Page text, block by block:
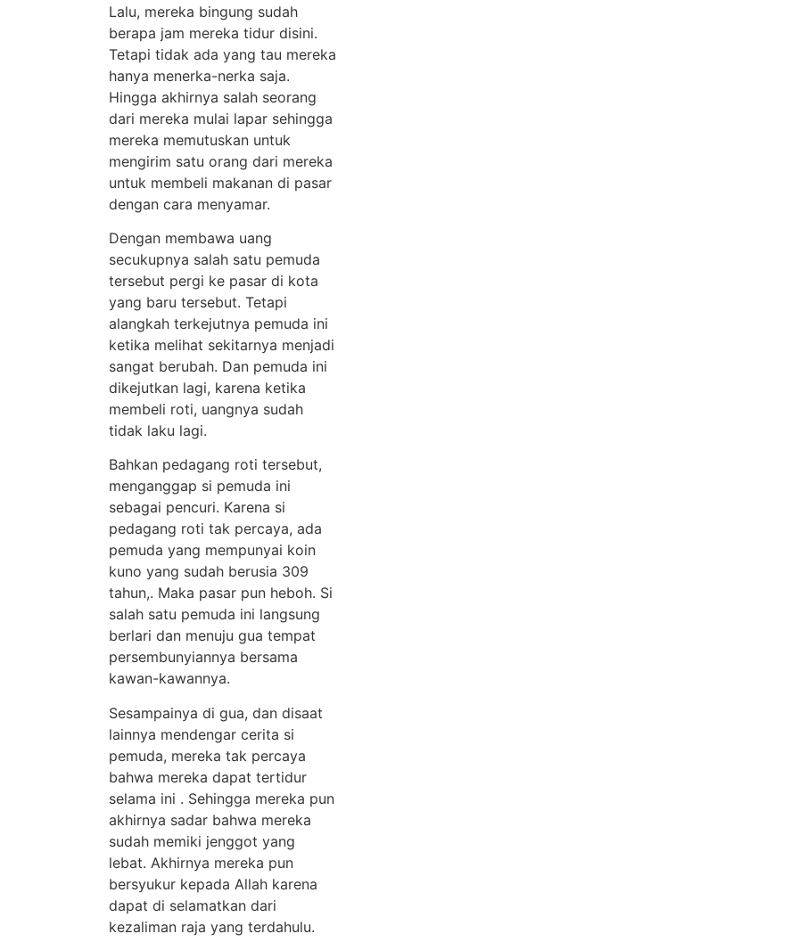
Lalu, mereka bingung sudah
berapa jam mereka tidur disini.
Tetapi tidak ada yang tau mereka
hanya menerka-nerka saja.
Hingga akhirnya salah seorang
dari mereka mulai lapar sehingga
mereka memutuskan untuk
mengirim satu orang dari mereka
untuk membeli makanan di pasar
dengan cara menyamar.
Dengan membawa uang
secukupnya salah satu pemuda
tersebut pergi ke pasar di kota
yang baru tersebut. Tetapi
alangkah terkejutnya pemuda ini
ketika melihat sekitarnya menjadi
sangat berubah. Dan pemuda ini
dikejutkan lagi, karena ketika
membeli roti, uangnya sudah
tidak laku lagi.
Bahkan pedagang roti tersebut,
menganggap si pemuda ini
sebagai pencuri. Karena si
pedagang roti tak percaya, ada
pemuda yang mempunyai koin
kuno yang sudah berusia 309
tahun,. Maka pasar pun heboh. Si
salah satu pemuda ini langsung
berlari dan menuju gua tempat
persembunyiannya bersama
kawan-kawannya.
Sesampainya di gua, dan disaat
lainnya mendengar cerita si
pemuda, mereka tak percaya
bahwa mereka dapat tertidur
selama ini . Sehingga mereka pun
akhirnya sadar bahwa mereka
sudah memiki jenggot yang
lebat. Akhirnya mereka pun
bersyukur kepada Allah karena
dapat di selamatkan dari
kezaliman raja yang terdahulu.